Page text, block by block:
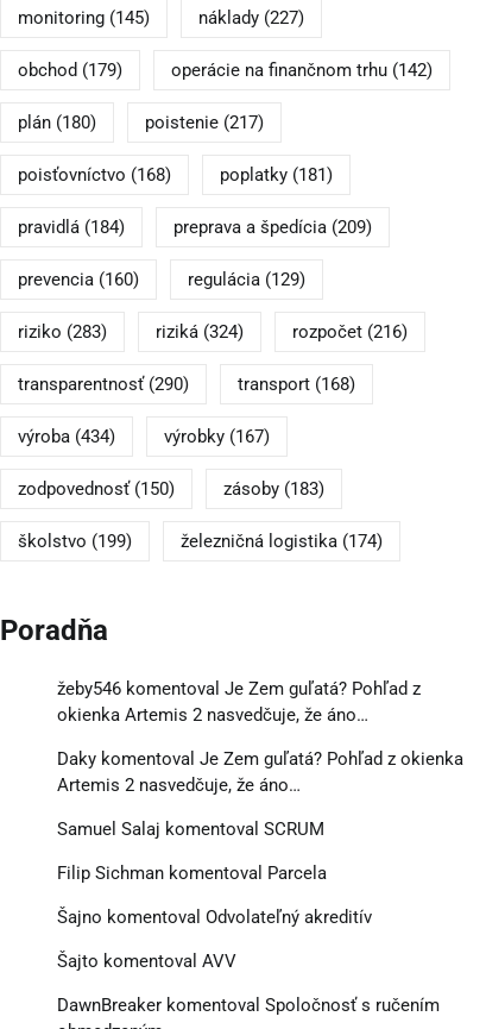
monitoring(145) náklady(227)
obchod (179) operácie na finančnom trhu(142)
plán(180) poistenie(217)
poisťovníctvo (168) poplatky(181)
pravidlá(184) preprava a špedícia(209)
prevencia(160) regulácia(129)
riziko (283) riziká(324) rozpočet(216)
transparentnosť(290) transport(168)
výroba(434) výrobky(167)
zodpovednosť(150) zásoby(183)
školstvo (199) železničná logistika(174)
Poradňa
žeby546komentoval Je Zem guľatá? Pohľad z
okienka Artemis 2 nasvedčuje, že áno…
Dakykomentoval Je Zem guľatá? Pohľad z okienka
Artemis 2 nasvedčuje, že áno…
Samuel Salaj komentoval SCRUM
Filip Sichmankomentoval Parcela
Šajno komentoval Odvolateľný akreditív
Šajto komentoval AVV
DawnBreakerkomentoval Spoločnosť s ručením